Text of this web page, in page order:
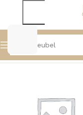
Home Winkel